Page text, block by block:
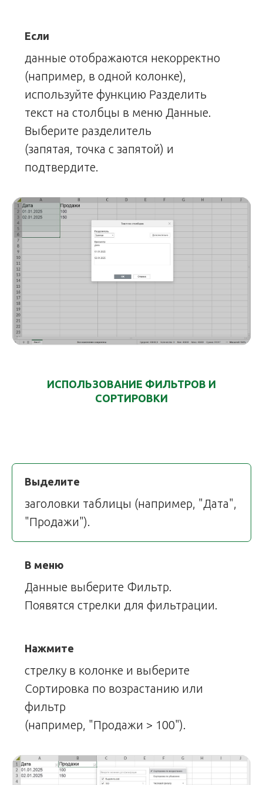
Если
данные отображаются некорректно
(например, в одной колонке),
используйте функцию Разделить
текст на столбцы в меню Данные.
Выберите разделитель
(запятая, точка с запятой) и
подтвердите.
ИСПОЛЬЗОВАНИЕ ФИЛЬТРОВ И
СОРТИРОВКИ
Выделите
заголовки таблицы (например, "Дата",
"Продажи").
В меню
Данные выберите Фильтр.
Появятся стрелки для фильтрации.
Нажмите
стрелку в колонке и выберите
Сортировка по возрастанию или
фильтр
(например, "Продажи > 100").